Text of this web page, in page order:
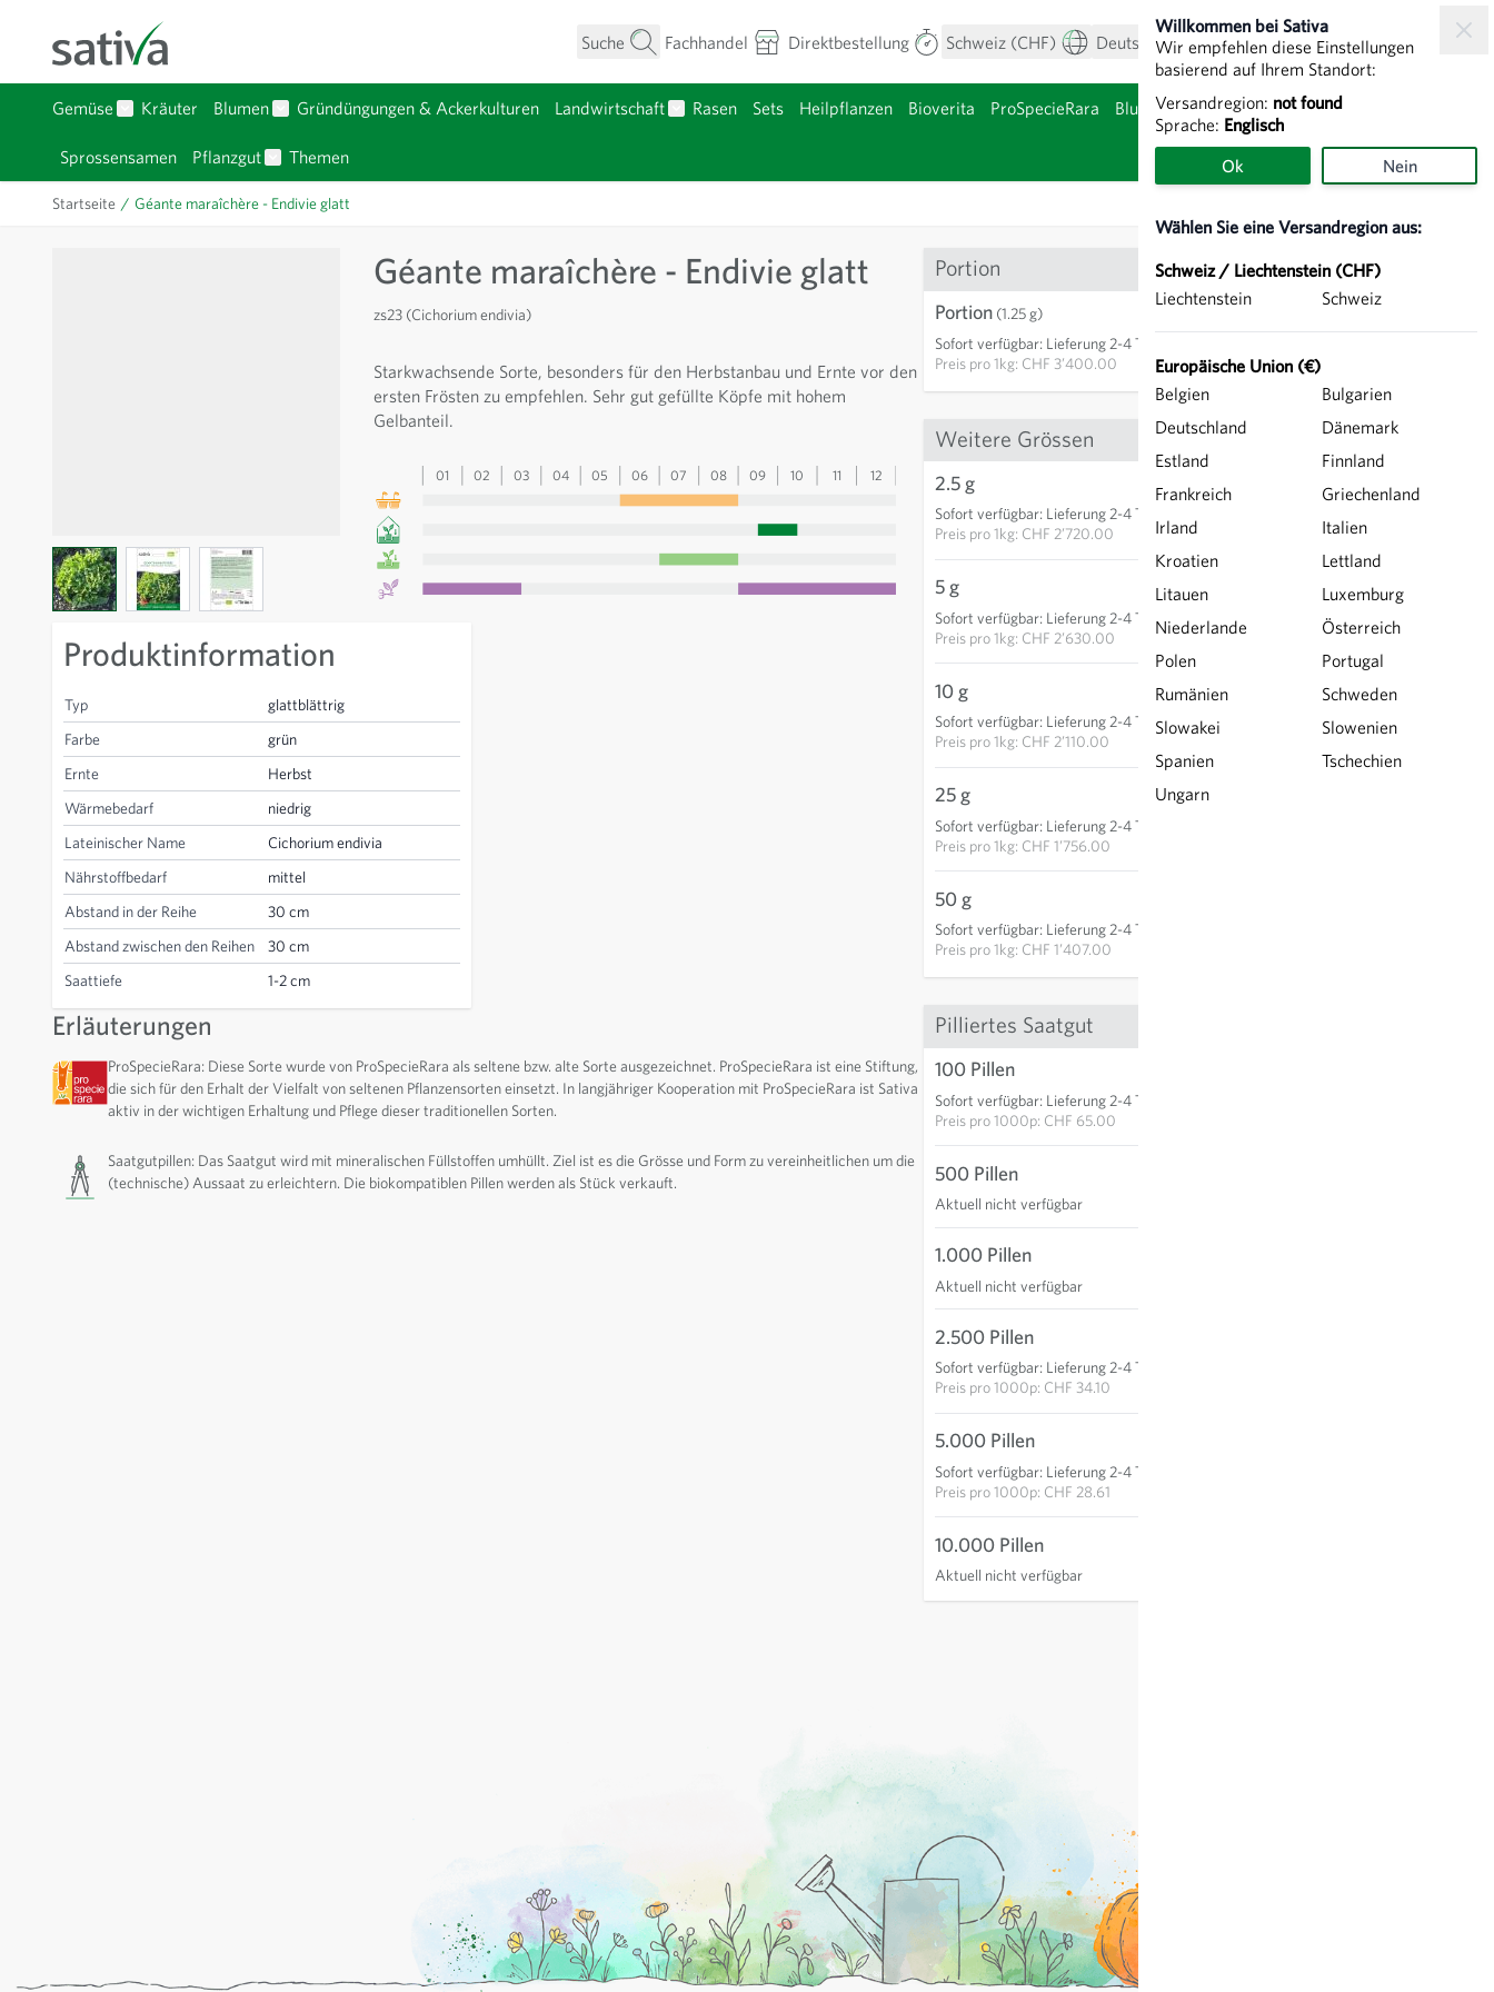
Suche
Fachhandel Direktbestellung Schweiz (CHF) Deutsch Mein Konto Warenkorb
Gemüse
Kräuter
Blumen
Gründüngungen & Ackerkulturen
Landwirtschaft
Rasen Sets Heilpflanzen Bioverita ProSpecieRara
Blumenzwiebeln & Knollen
Sprossensamen
Pflanzgut
Themen
Willkommen bei Sativa
Wir empfehlen diese Einstellungen
basierend auf Ihrem Standort:
Versandregion: not found
Sprache: Englisch
Ok Nein
Wählen Sie eine Versandregion aus:
Schweiz / Liechtenstein (CHF)
Liechtenstein
Schweiz
Europäische Union (€)
Belgien
Bulgarien
Deutschland
Dänemark
Estland
Finnland
Frankreich
Griechenland
Irland
Italien
Kroatien
Lettland
Litauen
Luxemburg
Niederlande
Österreich
Polen
Portugal
Rumänien
Schweden
Slowakei
Slowenien
Spanien
Tschechien
Ungarn
Startseite / Géante maraîchère - Endivie glatt
Géante maraîchère - Endivie glatt
zs23 (Cichorium endivia)
Starkwachsende Sorte, besonders für den Herbstanbau und Ernte vor den
ersten Frösten zu empfehlen. Sehr gut gefüllte Köpfe mit hohem
Gelbanteil.
01 02 03 04 05 06 07 08 09 10 11 12
View larger imageView larger imageView larger image
Produktinformation
Typ
glattblättrig
Farbe
grün
Ernte
Herbst
Wärmebedarf
niedrig
Lateinischer Name
Cichorium endivia
Nährstoffbedarf
mittel
Abstand in der Reihe
30 cm
Abstand zwischen den Reihen
30 cm
Saattiefe
1-2 cm
Erläuterungen
ProSpecieRara: Diese Sorte wurde von ProSpecieRara als seltene bzw. alte Sorte ausgezeichnet. ProSpecieRara ist eine Stiftung,
die sich für den Erhalt der Vielfalt von seltenen Pflanzensorten einsetzt. In langjähriger Kooperation mit ProSpecieRara ist Sativa
aktiv in der wichtigen Erhaltung und Pflege dieser traditionellen Sorten.
Saatgutpillen: Das Saatgut wird mit mineralischen Füllstoffen umhüllt. Ziel ist es die Grösse und Form zu vereinheitlichen um die
(technische) Aussaat zu erleichtern. Die biokompatiblen Pillen werden als Stück verkauft.
Portion
Portion (1.25 g)
Sofort verfügbar: Lieferung 2-4 Tage
Preis pro1kg: CHF 3’400.00
CHF 4.25
Weitere Grössen
2.5 g
Sofort verfügbar: Lieferung 2-4 Tage
Preis pro1kg: CHF 2’720.00
CHF 6.80
IN DEN WARENKORB
5 g
Sofort verfügbar: Lieferung 2-4 Tage
Preis pro1kg: CHF 2’630.00
CHF 13.15
IN DEN WARENKORB
10 g
Sofort verfügbar: Lieferung 2-4 Tage
Preis pro1kg: CHF 2’110.00
CHF 21.10
IN DEN WARENKORB
25 g
Sofort verfügbar: Lieferung 2-4 Tage
Preis pro1kg: CHF 1’756.00
50 g
Sofort verfügbar: Lieferung 2-4 Tage
Preis pro1kg: CHF 1’407.00
Pilliertes Saatgut
100 Pillen
Sofort verfügbar: Lieferung 2-4 Tage
Preis pro1000p: CHF 65.00
500 Pillen
Aktuell nicht verfügbar
1.000 Pillen
Aktuell nicht verfügbar
2.500 Pillen
Sofort verfügbar: Lieferung 2-4 Tage
Preis pro1000p: CHF 34.10
5.000 Pillen
Sofort verfügbar: Lieferung 2-4 Tage
Preis pro1000p: CHF 28.61
10.000 Pillen
Aktuell nicht verfügbar